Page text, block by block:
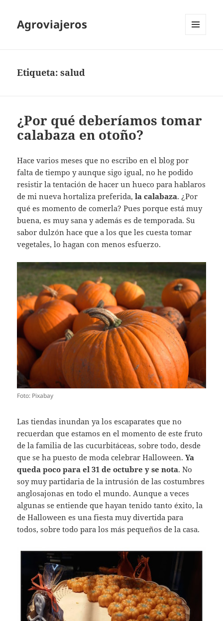
Agroviajeros
Etiqueta:salud
¿Por qué deberíamos tomar
calabaza en otoño?
Hace varios meses que no escribo en el blog por
falta de tiempo y aunque sigo igual, no he podido
resistir la tentación de hacer un hueco para hablaros
de mi nueva hortaliza preferida,la calabaza. ¿Por
qué es momento de comerla? Pues porque está muy
buena, es muy sana y además es de temporada. Su
sabor dulzón hace que a los que les cuesta tomar
vegetales, lo hagan con menos esfuerzo.
Foto: Pixabay
Las tiendas inundan ya los escaparates que no
recuerdan que estamos en el momento de este fruto
de la familia de las cucurbitáceas, sobre todo, desde
que se ha puesto de moda celebrar Halloween.Ya
queda poco para el 31 de octubre y se nota. No
soy muy partidaria de la intrusión de las costumbres
anglosajonas en todo el mundo. Aunque a veces
algunas se entiende que hayan tenido tanto éxito, la
de Halloween es una fiesta muy divertida para
todos, sobre todo para los más pequeños de la casa.